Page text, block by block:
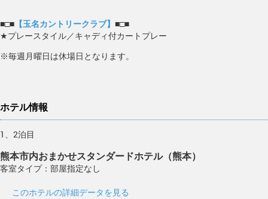
■□■ 【玉名カントリークラブ】 ■□■
★プレースタイル／キャディ付カートプレー
※毎週月曜日は休場日となります。
ホテル情報
1、2泊目
熊本市内おまかせスタンダードホテル（熊本）
客室タイプ：部屋指定なし
このホテルの詳細データを見る